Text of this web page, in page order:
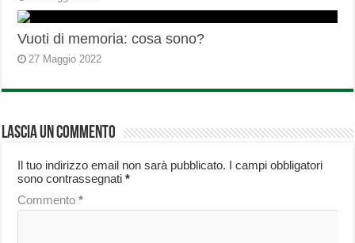
Vuoti di memoria: cosa sono?
27 Maggio 2022
Lascia un commento
Il tuo indirizzo email non sarà pubblicato. I campi obbligatori
sono contrassegnati*
Commento*